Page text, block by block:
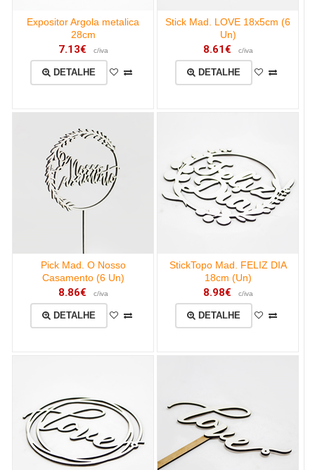
Expositor Argola metalica
28cm
7.13€ c/iva
DETALHE
Stick Mad. LOVE 18x5cm (6
Un)
8.61€ c/iva
DETALHE
Pick Mad. O Nosso
Casamento (6 Un)
8.86€ c/iva
DETALHE
StickTopo Mad. FELIZ DIA
18cm (Un)
8.98€ c/iva
DETALHE